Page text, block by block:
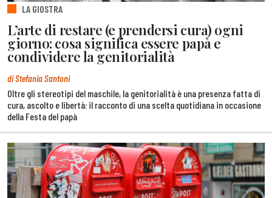
LA GIOSTRA
L’arte di restare (e prendersi cura) ogni
giorno: cosa significa essere papà e
condividere la genitorialità
di Stefania Santoni
Oltre gli stereotipi del maschile, la genitorialità è una presenza fatta di
cura, ascolto e libertà: il racconto di una scelta quotidiana in occasione
della Festa del papà